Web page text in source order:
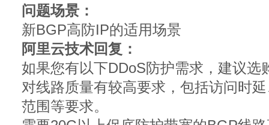
问题场景：
新BGP高防IP的适用场景
阿里云技术回复：
如果您有以下DDoS防护需求，建议选
对线路质量有较高要求，包括访问时
范围等要求。